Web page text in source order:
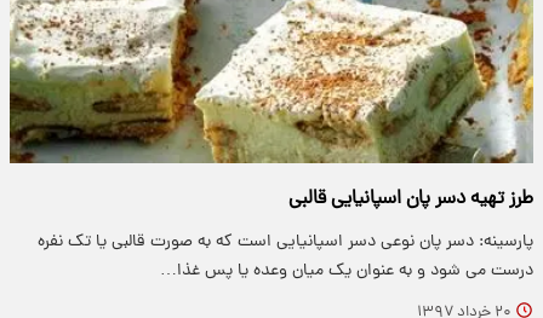
طرز تهیه دسر پان اسپانیایی قالبی
پارسینه: دسر پان نوعی دسر اسپانیایی است که به صورت قالبی یا تک نفره
درست می شود و به عنوان یک میان وعده یا پس غذا…
۲۰ خرداد ۱۳۹۷